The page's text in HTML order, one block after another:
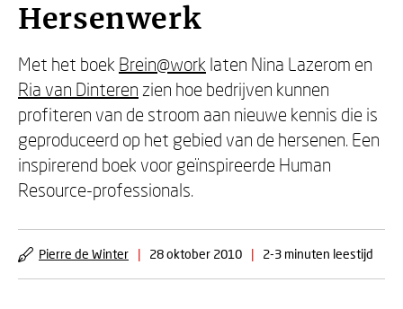
Hersenwerk
Met het boek Brein@work laten Nina Lazerom en
Ria van Dinteren zien hoe bedrijven kunnen
profiteren van de stroom aan nieuwe kennis die is
geproduceerd op het gebied van de hersenen. Een
inspirerend boek voor geïnspireerde Human
Resource-professionals.
Pierre de Winter | 28 oktober 2010 | 2-3 minuten leestijd